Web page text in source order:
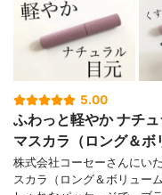
5.00
ふわっと軽やか ナチ
マスカラ（ロング＆ボ
株式会社コーセーさんにい
スカラ（ロング＆ボリュー